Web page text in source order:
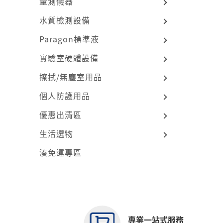
水質檢測設備
Paragon標準液
實驗室硬體設備
擦拭/無塵室用品
個人防護用品
優惠出清區
生活選物
湊免運專區
專業一站式服務